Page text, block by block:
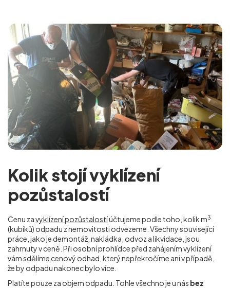
Kolik stojí vyklízení
pozůstalostí
Cenu zavyklízení pozůstalostíúčtujeme podle toho, kolik m3
(kubíků) odpadu z nemovitosti odvezeme. Všechny související
práce, jako je demontáž, nakládka, odvoz a likvidace, jsou
zahrnuty v ceně. Při osobní prohlídce před zahájením vyklízení
vám sdělíme cenový odhad, který nepřekročíme ani v případě,
že by odpadu nakonec bylo více.
Platíte pouze za objem odpadu. Tohle všechno je u nás bez